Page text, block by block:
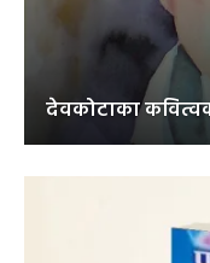
देवकोटाका